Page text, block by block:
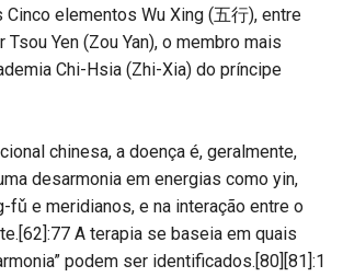
Cinco elementos Wu Xing (五行), entre
Tsou Yen (Zou Yan), o membro mais
Chi-Hsia (Zhi-Xia) do príncipe
chinesa, a doença é, geralmente,
desarmonia em energias como yin,
fǔ e meridianos, e na interação entre o
A terapia se baseia em quais
podem ser identificados.[80][81]:1